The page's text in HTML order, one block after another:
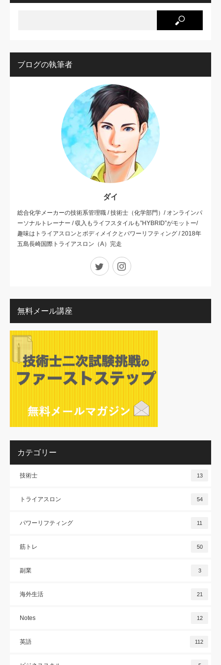
ブログの執筆者
ダイ
総合化学メーカーの技術系管理職 / 技術士（化学部門）/ オンラインパ
ーソナルトレーナー / 収入もライフスタイルも”HYBRID”がモットー/
趣味はトライアスロンとボディメイクとパワーリフティング / 2018年
五島長崎国際トライアスロン（A）完走
Twitter Instagram
無料メール講座
カテゴリー
技術士 13
トライアスロン 54
パワーリフティング 11
筋トレ 50
副業 3
海外生活 21
Notes 12
英語 112